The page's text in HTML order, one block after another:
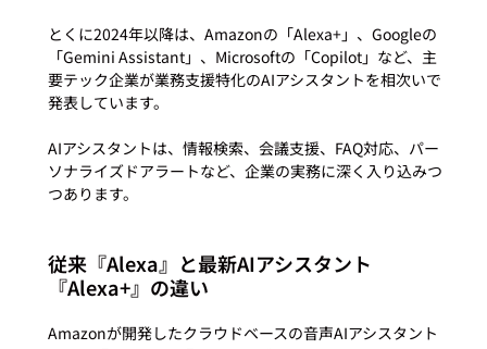
とくに2024年以降は、Amazonの「Alexa+」、Googleの
「Gemini Assistant」、Microsoftの「Copilot」など、主
要テック企業が業務支援特化のAIアシスタントを相次いで
発表しています。
AIアシスタントは、情報検索、会議支援、FAQ対応、パー
ソナライズドアラートなど、企業の実務に深く入り込みつ
従来『Alexa』と最新AIアシスタント
『Alexa+』の違い
Amazonが開発したクラウドベースの音声AIアシスタント